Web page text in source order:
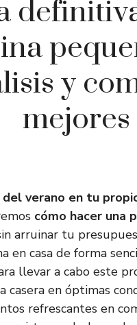
y
verano en tu
cómo hacer una
arruinar tu
en casa de forma
llevar a cabo este
casera en óptimas
refrescantes en